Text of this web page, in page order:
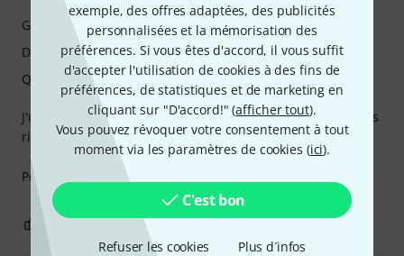
exemple, des offres adaptées, des publicités
personnalisées et la mémorisation des
préférences. Si vous êtes d'accord, il vous suffit
d'accepter l'utilisation de cookies à des fins de
préférences, de statistiques et de marketing en
cliquant sur "D'accord!" (afficher tout).
Vous pouvez révoquer votre consentement à tout
moment via les paramètres de cookies (ici).
C'est bon
Refuser les cookies Plus d´infos
J'utilise ces médiators, ils sont durable rigide idéal pour des
riffs en gallop picking.
Petit bémol serait le grip qui pourrait être amélioré.
Grip
Durée de vie
Qualité de fabrication
0